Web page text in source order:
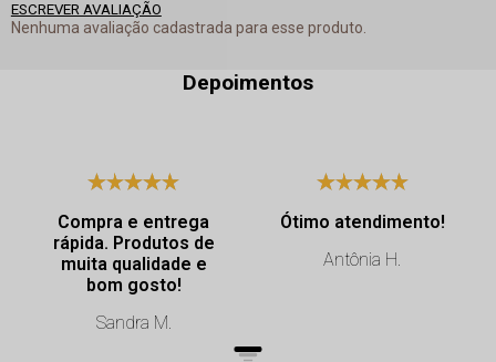
ESCREVER AVALIAÇÃO
Nenhuma avaliação cadastrada para esse produto.
Depoimentos
Compra e entrega
rápida. Produtos de
muita qualidade e
bom gosto!
Sandra M.
Ótimo atendimento!
Antônia H.